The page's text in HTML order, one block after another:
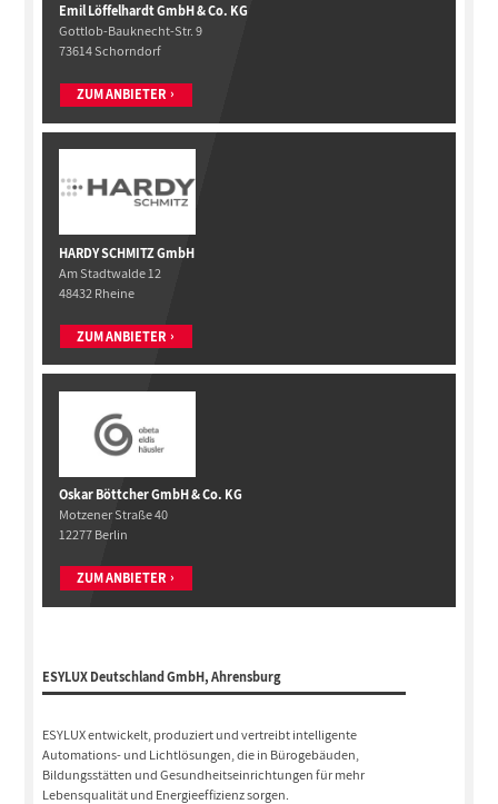
Emil Löffelhardt GmbH & Co. KG
Gottlob-Bauknecht-Str. 9
73614 Schorndorf
ZUM ANBIETER
HARDY SCHMITZ GmbH
Am Stadtwalde 12
48432 Rheine
ZUM ANBIETER
Oskar Böttcher GmbH & Co. KG
Motzener Straße 40
12277 Berlin
ZUM ANBIETER
ESYLUX Deutschland GmbH, Ahrensburg
ESYLUX entwickelt, produziert und vertreibt intelligente
Automations- und Lichtlösungen, die in Bürogebäuden,
Bildungsstätten und Gesundheitseinrichtungen für mehr
Lebensqualität und Energieeffizienz sorgen.